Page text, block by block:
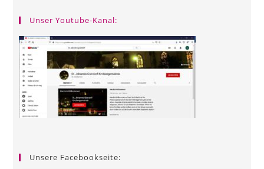
Unser Youtube-Kanal:
Unsere Facebookseite: